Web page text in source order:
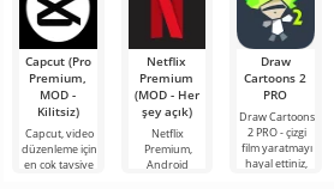
Capcut (Pro
Premium,
MOD -
Kilitsiz)
Capcut, video
düzenleme için
en çok tavsiye
Netflix
Premium
(MOD - Her
şey açık)
Netflix
Premium,
Android
Draw
Cartoons 2
PRO
Draw Cartoons
2 PRO - çizgi
film yaratmayı
hayal ettiniz,